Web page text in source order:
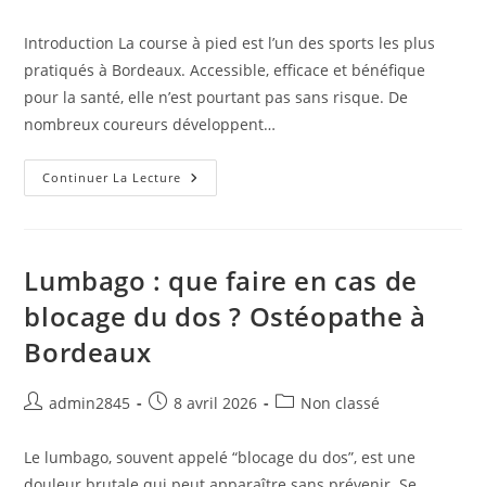
la
publication :
Introduction La course à pied est l’un des sports les plus
pratiqués à Bordeaux. Accessible, efficace et bénéfique
pour la santé, elle n’est pourtant pas sans risque. De
nombreux coureurs développent…
Continuer La Lecture Douleurs
En
Comment
Les
Prévenir
Grâce
À
Lumbago : que faire en cas de
blocage du dos ? Ostéopathe à
Bordeaux
Auteur/autrice
la
publication :
admin2845
Publication
8 avril 2026
PostNon classé
Le lumbago, souvent appelé “blocage du dos”, est une